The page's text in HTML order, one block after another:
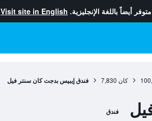
متوفر أيضاً باللغة الإنجليزية. Visit site in English
كان 7,830 فندق إيبيس بدجت كان سنتر فيل
فندق